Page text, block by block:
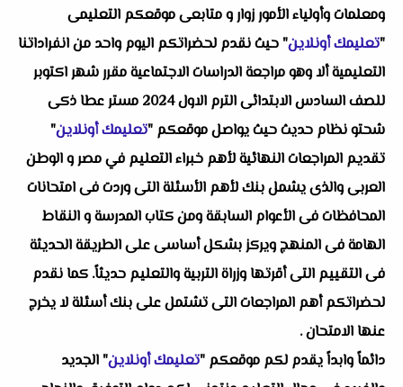
ومعلمات وأولياء الأمور زوار و متابعى موقعكم التعليمى
"تعليمك أونلاين" حيث نقدم لحضراتكم اليوم واحد من انفراداتنا
التعليمية ألا وهو مراجعة الدراسات الاجتماعية مقرر شهر اكتوبر
للصف السادس الابتدائى الترم الاول 2024 مستر عطا ذكى
شحتو نظام حديث حيث يواصل موقعكم "تعليمك أونلاين"
تقديم المراجعات النهائية لأهم خبراء التعليم في مصر و الوطن
العربى والذى يشمل بنك لأهم الأسئلة التى وردت فى امتحانات
المحافظات فى الأعوام السابقة ومن كتاب المدرسة و النقاط
الهامة فى المنهج ويركز بشكل أساسى على الطريقة الحديثة
فى التقييم التى أقرتها وزراة التربية والتعليم حديثاً. كما نقدم
لحضراتكم أهم المراجعات التى تشتمل على بنك أسئلة لا يخرج
عنها الامتحان .
دائماً وابداً يقدم لكم موقعكم "تعليمك أونلاين" الجديد